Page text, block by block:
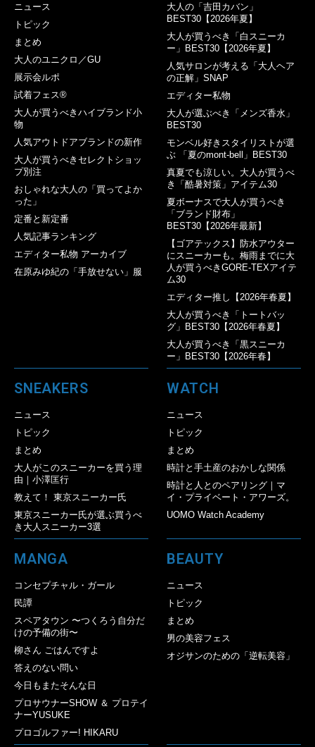
ニュース
トピック
まとめ
大人のユニクロ／GU
展示会ルポ
試着フェス®︎
大人が買うべきハイブランド小
物
人気アウトドアブランドの新作
大人が買うべきセレクトショッ
プ別注
おしゃれな大人の「買ってよか
った」
定番と新定番
人気記事ランキング
エディター私物 アーカイブ
在原みゆ紀の「手放せない」服
大人の「吉田カバン」
BEST30【2026年夏】
大人が買うべき「白スニーカ
ー」BEST30【2026年夏】
人気サロンが考える「大人ヘア
の正解」SNAP
エディター私物
大人が選ぶべき「メンズ香水」
BEST30
モンベル好きスタイリストが選
ぶ 「夏のmont-bell」BEST30
真夏でも涼しい。大人が買うべ
き「酷暑対策」アイテム30
夏ボーナスで大人が買うべき
「ブランド財布」
BEST30【2026年最新】
【ゴアテックス】防水アウター
にスニーカーも。梅雨までに大
人が買うべきGORE-TEXアイテ
ム30
エディター推し【2026年春夏】
大人が買うべき「トートバッ
グ」BEST30【2026年春夏】
大人が買うべき「黒スニーカ
ー」BEST30【2026年春】
SNEAKERS
ニュース
トピック
まとめ
大人がこのスニーカーを買う理
由｜小澤匡行
教えて！ 東京スニーカー氏
東京スニーカー氏が選ぶ買うべ
き大人スニーカー3選
WATCH
ニュース
トピック
まとめ
時計と手土産のおかしな関係
時計と人とのペアリング｜マ
イ・プライベート・アワーズ。
UOMO Watch Academy
MANGA
コンセプチャル・ガール
民譚
スペアタウン 〜つくろう自分だ
けの予備の街〜
柳さん ごはんですよ
答えのない問い
今日もまたそんな日
プロサウナーSHOW ＆ プロテイ
ナーYUSUKE
プロゴルファー! HIKARU
BEAUTY
ニュース
トピック
まとめ
男の美容フェス
オジサンのための「逆転美容」